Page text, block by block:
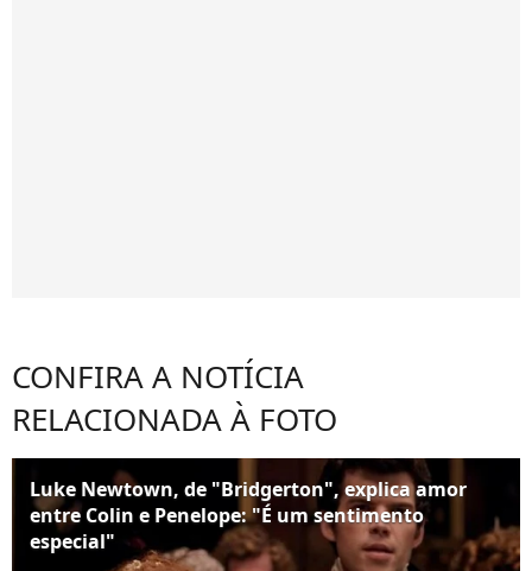
CONFIRA A NOTÍCIA
RELACIONADA À FOTO
Luke Newtown, de "Bridgerton", explica amor
entre Colin e Penelope: "É um sentimento
especial"